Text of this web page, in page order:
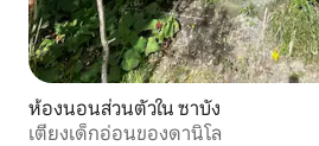
ห้องนอนส่วนตัวใน ซาบัง
เตียงเด็กอ่อนของดานิโล